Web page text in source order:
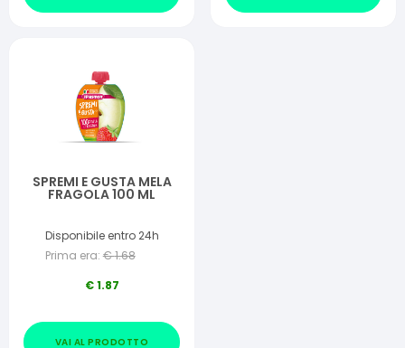
SPREMI E GUSTA MELA
FRAGOLA 100 ML
Disponibile entro 24h
Prima era: €1.68
€1.87
VAI AL PRODOTTO